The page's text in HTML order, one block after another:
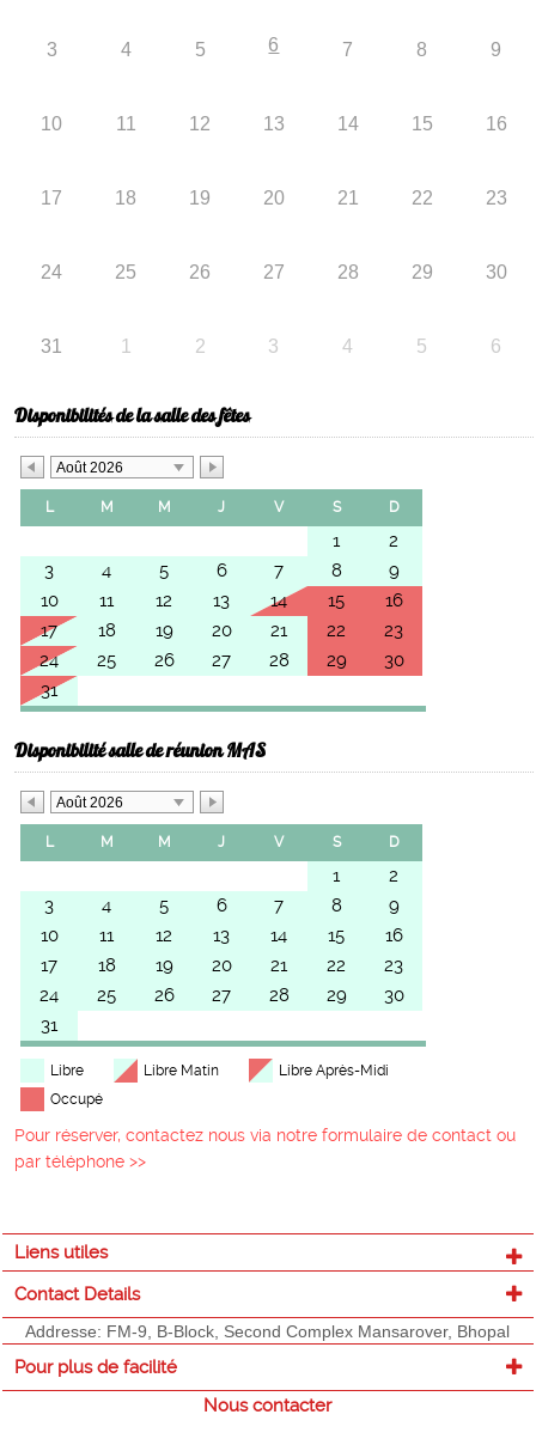
3 4 5 6 7 8 9
10 11 12 13 14 15 16
17 18 19 20 21 22 23
24 25 26 27 28 29 30
31 1 2 3 4 5 6
Disponibilités de la salle des fêtes
Août 2026
L M M J V S D
1
2
3
4 5 6 7 8
9
10
11 12 13 14 15
16
17
18 19 20 21 22
23
24
25 26 27 28 29
30
31
Disponibilité salle de réunion MAS
Août 2026
L M M J V S D
1
2
3
4 5 6 7 8
9
10
11 12 13 14 15
16
17
18 19 20 21 22
23
24
25 26 27 28 29
30
31
Libre Libre Matin
Libre Après-Midi
Occupé
Pour réserver, contactez nous via notre formulaire de contact ou
par téléphone >>
Liens utiles
Contact Details
Addresse: FM-9, B-Block, Second Complex Mansarover, Bhopal
Pour plus de facilité
Nous contacter